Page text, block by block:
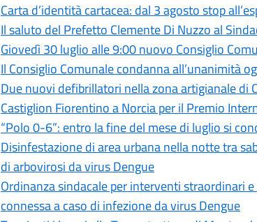
Carta d’identità cartacea: dal 3 agosto stop
Il saluto del Prefetto Clemente Di Nuzzo al
Giovedì 30 luglio alle 9:00 nuovo Consiglio
Il Consiglio Comunale condanna all’unanimità
Due nuovi defibrillatori nella zona artigianale di
Castiglion Fiorentino a Norcia per il Premio
“Polo 0-6”: entro la fine del mese di luglio si
Disinfestazione di area urbana nella notte tra
di arbovirosi da virus Dengue
Ordinanza sindacale per interventi straordinari
connessa a caso di infezione da virus Dengue